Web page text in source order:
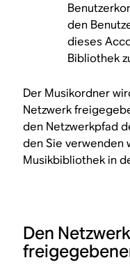
den
dieses
Bibliothek
Der Musikordner
Netzwerk
den Netzwerkpfad
den Sie verwenden
Musikbibliothek in
Den